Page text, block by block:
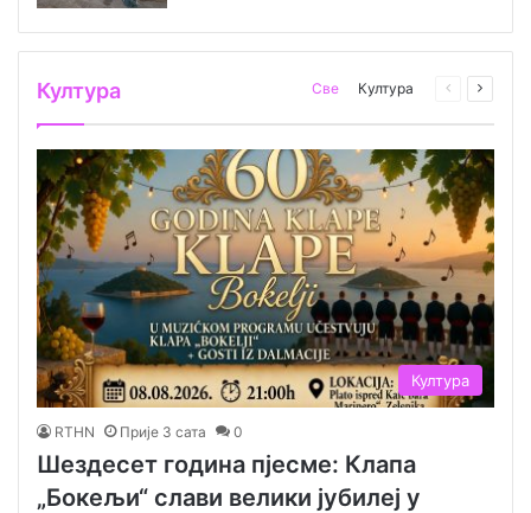
Култура Све Култура
Претходна
Култура
RTHN Прије 3 сата 0
Шездесет година пјесме: Клапа
„Бокељи“ слави велики јубилеј у